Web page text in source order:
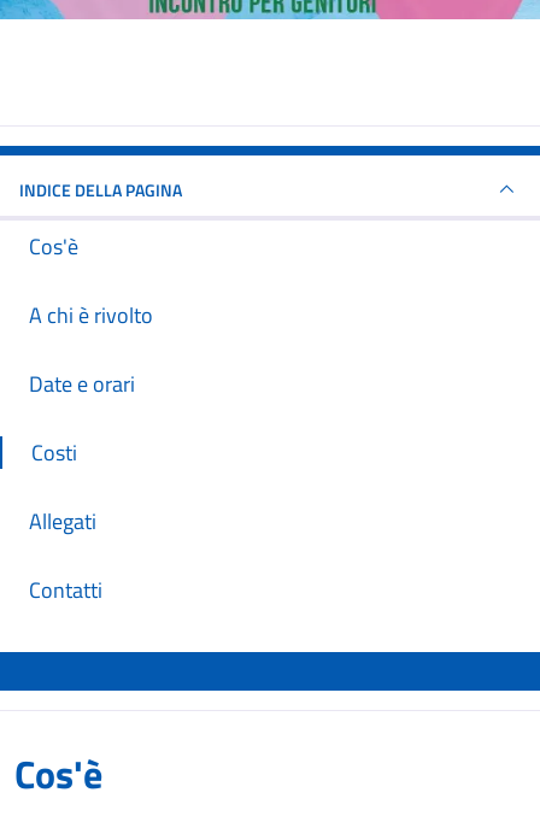
INDICE DELLA PAGINA
Cos'è
A chi è rivolto
Date e orari
Costi
Allegati
Contatti
Cos'è